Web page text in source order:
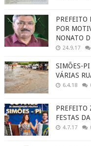
PREFEITO
POR
NONATO
24.9.17
SIMÕES-
VÁRIAS
6.4.18
PREFEITO
FESTAS
4.7.17